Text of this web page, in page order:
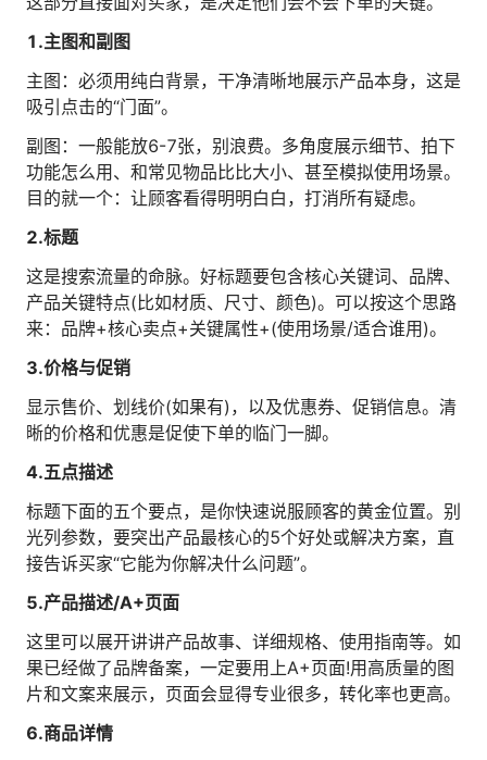
人才培养 | 智能教具 | 智能实训 | 课程共创
财务
智能票据 | 自动报税 | 自动存单 | 智能审计
1.主图和副图
主图：必须用纯白背景，干净清晰地展示产品本身，这是
吸引点击的“门面”。
副图：一般能放6-7张，别浪费。多角度展示细节、拍下
功能怎么用、和常见物品比比大小、甚至模拟使用场景。
目的就一个：让顾客看得明明白白，打消所有疑虑。
2.标题
这是搜索流量的命脉。好标题要包含核心关键词、品牌、
产品关键特点(比如材质、尺寸、颜色)。可以按这个思路
来：品牌+核心卖点+关键属性+(使用场景/适合谁用)。
3.价格与促销
显示售价、划线价(如果有)，以及优惠券、促销信息。清
晰的价格和优惠是促使下单的临门一脚。
4.五点描述
标题下面的五个要点，是你快速说服顾客的黄金位置。别
光列参数，要突出产品最核心的5个好处或解决方案，直
接告诉买家“它能为你解决什么问题”。
5.产品描述/A+页面
这里可以展开讲讲产品故事、详细规格、使用指南等。如
果已经做了品牌备案，一定要用上A+页面!用高质量的图
片和文案来展示，页面会显得专业很多，转化率也更高。
6.商品详情